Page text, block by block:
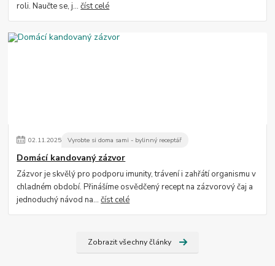
roli. Naučte se, j...číst celé
02.11.2025 Vyrobte si doma sami - bylinný receptář
Domácí kandovaný zázvor
Zázvor je skvělý pro podporu imunity, trávení i zahřátí organismu v
chladném období. Přinášíme osvědčený recept na zázvorový čaj a
jednoduchý návod na...číst celé
Zobrazit všechny články